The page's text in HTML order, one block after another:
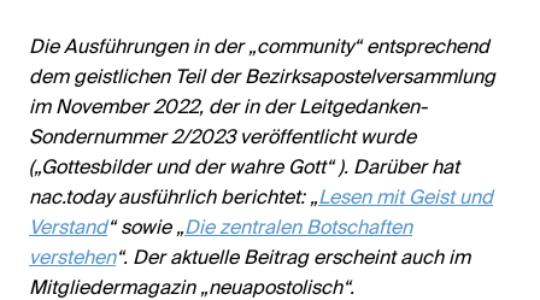
Die Ausführungen in der „community“ entsprechend
dem geistlichen Teil der Bezirksapostelversammlung
im November 2022, der in der Leitgedanken-
Sondernummer 2/2023 veröffentlicht wurde
(„Gottesbilder und der wahre Gott“ ). Darüber hat
nac.today ausführlich berichtet: „Lesen mit Geist und
Verstand“ sowie „Die zentralen Botschaften
verstehen“. Der aktuelle Beitrag erscheint auch im
Mitgliedermagazin „neuapostolisch“.